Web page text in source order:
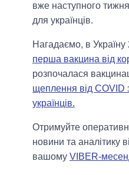
вже наступного
для українців.
Нагадаємо, в
перша вакцина від
розпочалася
щеплення від COVID
українців.
Отримуйте
новини та аналітику
вашому VIBER-